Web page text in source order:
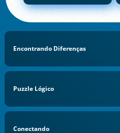
Encontrando Diferenças
Puzzle Lógico
Conectando